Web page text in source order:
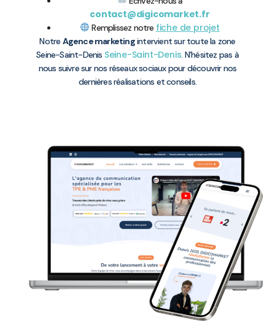
contact@digicomarket.fr
Remplissez notre fiche de projet
Notre Agence marketingintervient sur toute la zone
Seine-Saint-Denis Seine-Saint-Denis. N’hésitez pas à
nous suivre sur nos réseaux sociaux pour découvrir nos
dernières réalisations et conseils.